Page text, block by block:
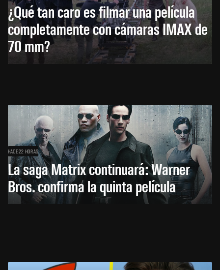
¿Qué tan caro es filmar una película
completamente con cámaras IMAX de
70 mm?
HACE 22 HORAS
La saga Matrix continuará: Warner
Bros. confirma la quinta película